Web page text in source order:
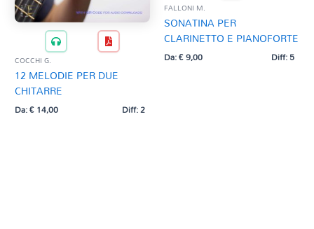
COCCHI G.
12 MELODIE PER DUE
CHITARRE
Da:€14,00 Diff: 2
FALLONI M.
SONATINA PER
CLARINETTO E PIANOFORTE
Da:€9,00 Diff: 5